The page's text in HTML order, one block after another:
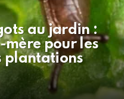
au jardin :
pour les
plantations